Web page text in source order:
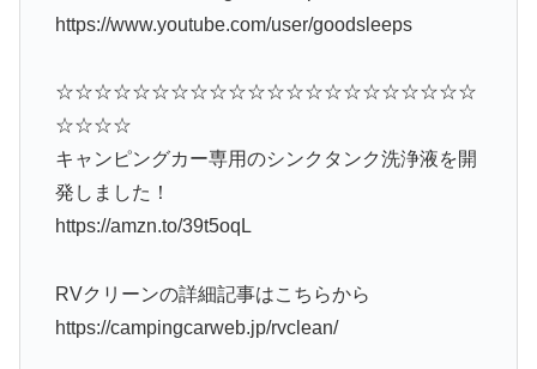
https://www.youtube.com/user/goodsleeps
☆☆☆☆☆☆☆☆☆☆☆☆☆☆☆☆☆☆☆☆☆☆
☆☆☆☆
キャンピングカー専用のシンクタンク洗浄液を開
発しました！
https://amzn.to/39t5oqL
RVクリーンの詳細記事はこちらから
https://campingcarweb.jp/rvclean/